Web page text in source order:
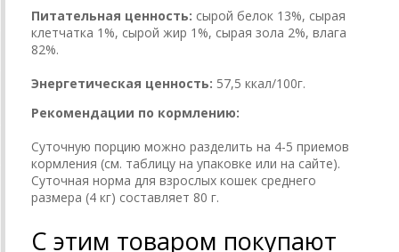
Питательная ценность: сырой белок 13%, сырая
клетчатка 1%, сырой жир 1%, сырая зола 2%, влага
82%.
Энергетическая ценность: 57,5 ккал/100г.
Рекомендации по кормлению:
Суточную порцию можно разделить на 4-5 приемов
кормления (см. таблицу на упаковке или на сайте).
Суточная норма для взрослых кошек среднего
размера (4 кг) составляет 80 г.
С этим товаром покупают